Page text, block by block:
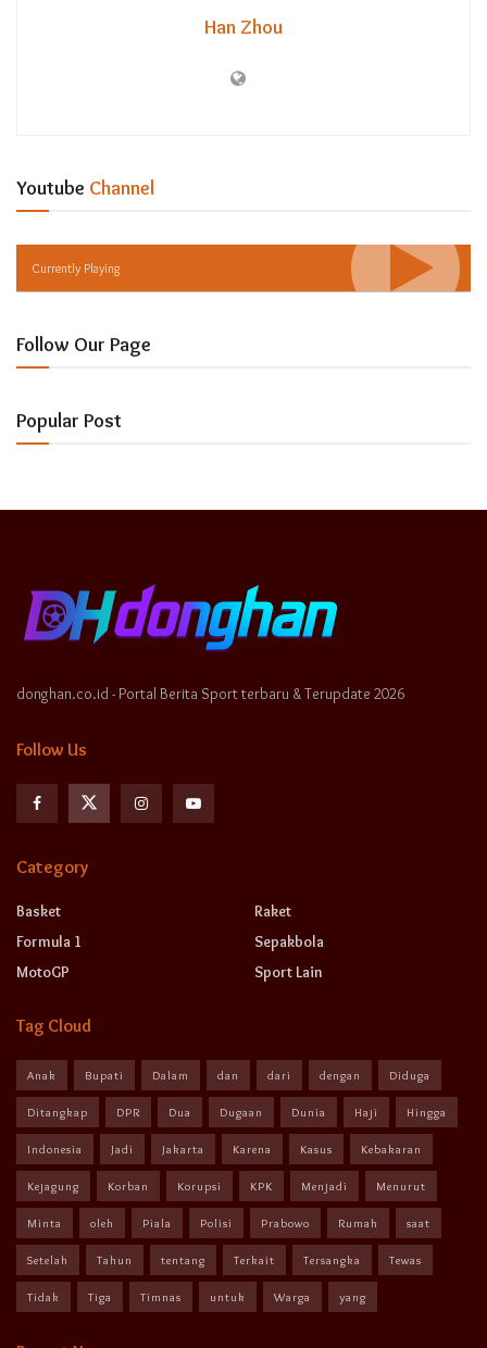
Han Zhou
Youtube Channel
Currently Playing
Follow Our Page
Popular Post
donghan.co.id - Portal Berita Sport terbaru & Terupdate 2026
Follow Us
Category
Basket
Formula 1
MotoGP
Raket
Sepakbola
Sport Lain
Tag Cloud
Anak Bupati Dalam dan dari dengan Diduga
Ditangkap DPR Dua Dugaan Dunia Haji Hingga
Indonesia Jadi Jakarta Karena Kasus Kebakaran
Kejagung Korban Korupsi KPK Menjadi Menurut
Minta oleh Piala Polisi Prabowo Rumah saat
Setelah Tahun tentang Terkait Tersangka Tewas
Tidak Tiga Timnas untuk Warga yang